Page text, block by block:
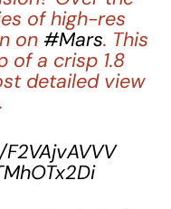
of high-res
on #Mars. This
of a crisp 1.8
detailed view